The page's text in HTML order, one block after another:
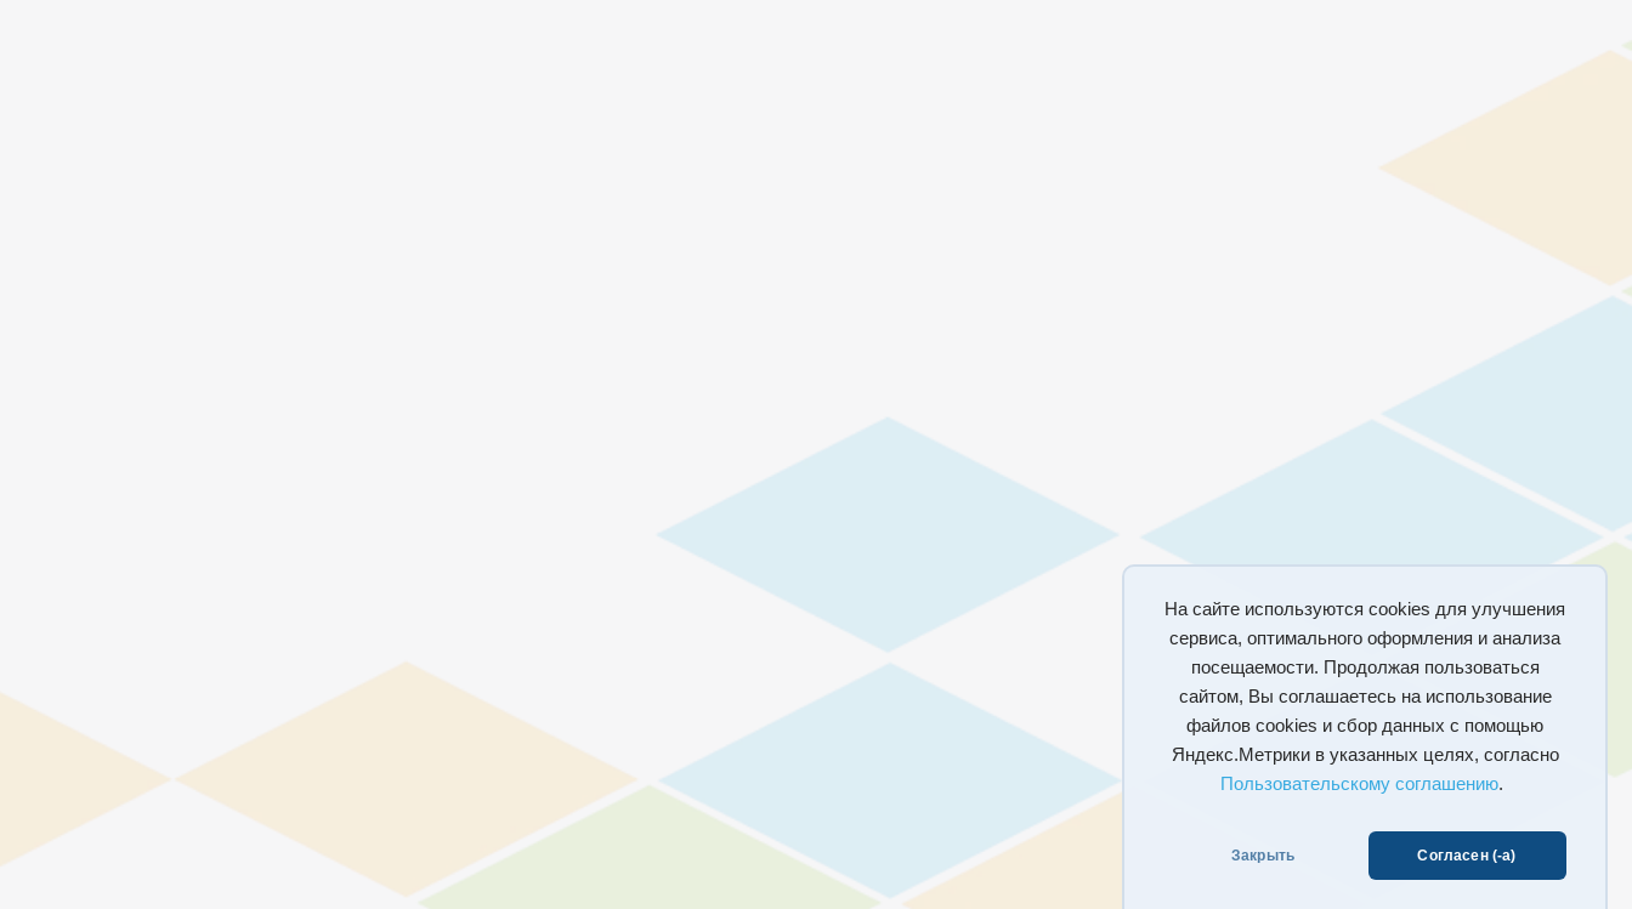
На сайте используются cookies для улучшения
сервиса, оптимального оформления и анализа
посещаемости. Продолжая пользоваться
сайтом, Вы соглашаетесь на использование
файлов cookies и сбор данных с помощью
Яндекс.Метрики в указанных целях, согласно
Пользовательскому соглашению.
Закрыть Согласен (-а)